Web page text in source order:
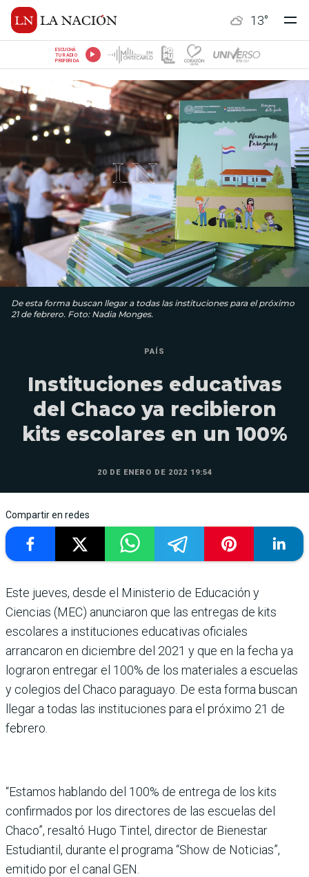
13°
ESCUCHÁ
TU RADIO
PREFERIDA
De esta forma buscan llegar a todas las instituciones para el próximo
21 de febrero. Foto: Nadia Monges.
PAÍS
Instituciones educativas
del Chaco ya recibieron
kits escolares en un 100%
20 DE ENERO DE 2022 19:54
Compartir en redes
Este jueves, desde el Ministerio de Educación y
Ciencias (MEC) anunciaron que las entregas de kits
escolares a instituciones educativas oficiales
arrancaron en diciembre del 2021 y que en la fecha ya
lograron entregar el 100% de los materiales a escuelas
y colegios del Chaco paraguayo. De esta forma buscan
llegar a todas las instituciones para el próximo 21 de
febrero.
“Estamos hablando del 100% de entrega de los kits
confirmados por los directores de las escuelas del
Chaco”, resaltó Hugo Tintel, director de Bienestar
Estudiantil, durante el programa “Show de Noticias”,
emitido por el canal GEN.